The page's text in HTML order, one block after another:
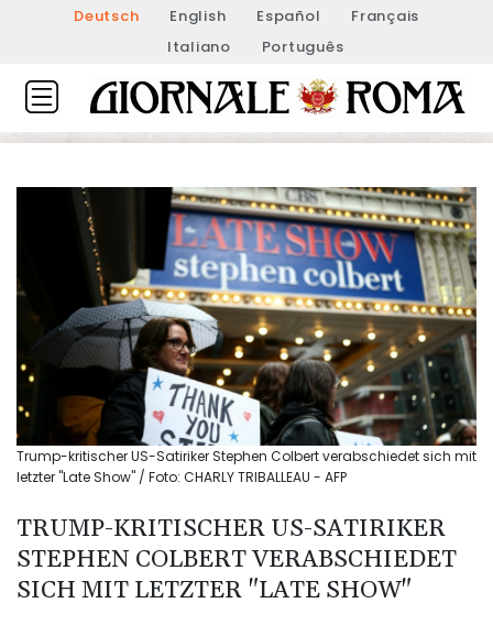
Deutsch English Español
Français
Italiano
Português
Trump-kritischer US-Satiriker Stephen Colbert verabschiedet sich mit
letzter "Late Show" / Foto: CHARLY TRIBALLEAU - AFP
TRUMP-KRITISCHER US-SATIRIKER
STEPHEN COLBERT VERABSCHIEDET
SICH MIT LETZTER "LATE SHOW"